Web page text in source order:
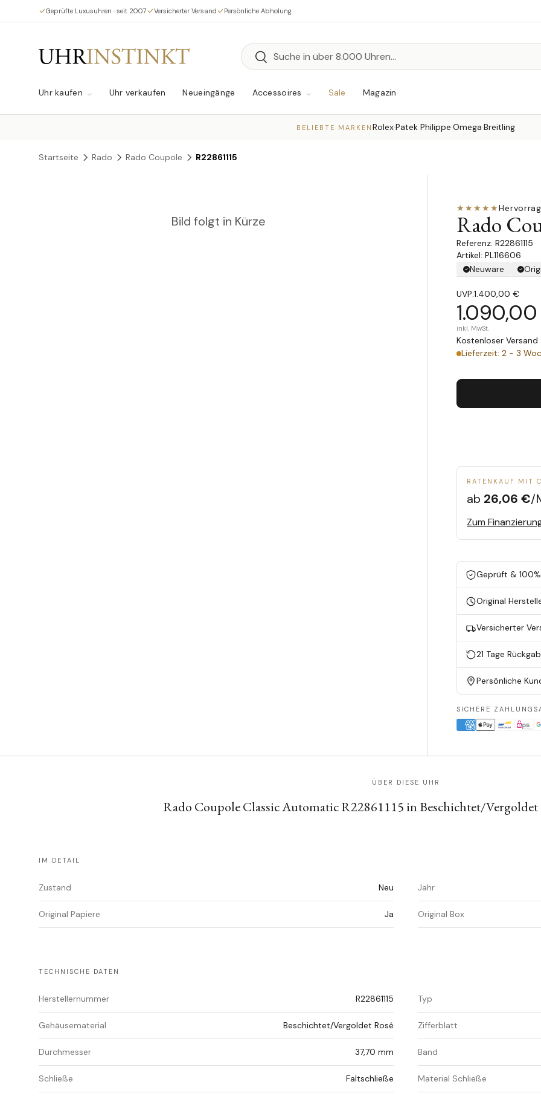
Direkt zum Inhalt
Geprüfte Luxusuhren · seit 2007 Versicherter Versand Persönliche Abholung
Suchen
Suchen
Uhr kaufen Uhr verkaufen Neueingänge Accessoires Sale Magazin
BELIEBTE MARKEN Rolex·Patek Philippe·Omega·Breitling
Startseite Rado Rado Coupole R22861115
Bild folgt in Kürze
★★★★★
Rado
R22861115
Artikel: PL116606
Neuware
UVP:1.400,00 €
inkl. MwSt.
Kostenloser
Lieferzeit: 2 - 3
RATENKAUF MIT
ab 26,06 €/
Zum
Geprüft &
Original
Versicherter
21 Tage
Persönliche
SICHERE
ÜBER DIESE UHR
Rado Coupole Classic Automatic R22861115 in Beschichtet/
IM DETAIL
Zustand Neu Jahr
Original Papiere Ja Original Box
TECHNISCHE DATEN
Herstellernummer R22861115 Typ
Gehäusematerial Beschichtet/Vergoldet Rosé Zifferblatt
Durchmesser 37,70 mm Band
Schließe Faltschließe Material Schließe